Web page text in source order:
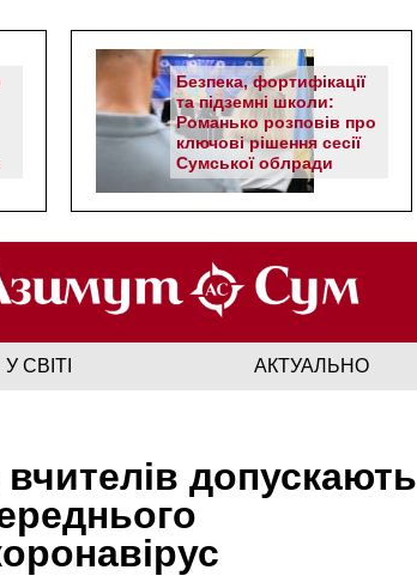
Безпека, фортифікації
та підземні школи:
Романько розповів про
ключові рішення сесії
Сумської облради
У СВІТІ АКТУАЛЬНО
вчителів допускають